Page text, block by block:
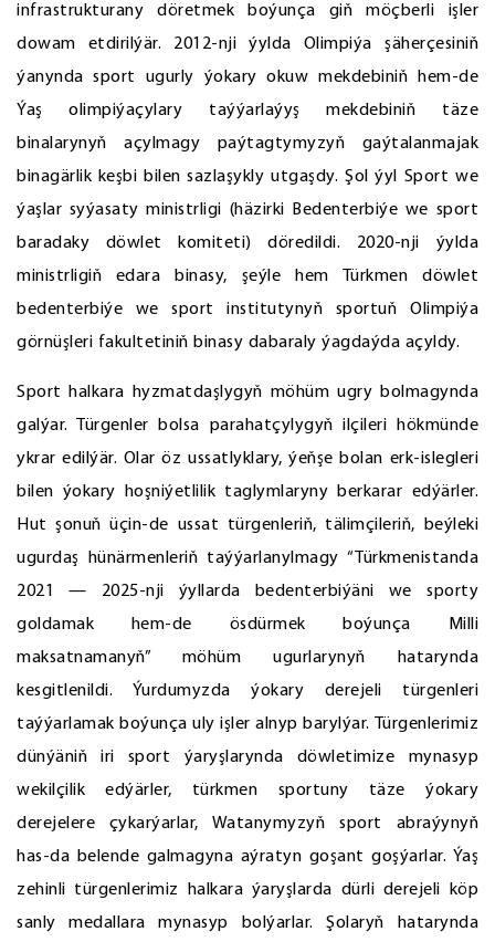
infrastrukturany döretmek boýunça giň möçberli işler
dowam etdirilýär. 2012-nji ýylda Olimpiýa şäherçesiniň
ýanynda sport ugurly ýokary okuw mekdebiniň hem-de
Ýaş olimpiýaçylary taýýarlaýyş mekdebiniň täze
binalarynyň açylmagy paýtagtymyzyň gaýtalanmajak
binagärlik keşbi bilen sazlaşykly utgaşdy. Şol ýyl Sport we
ýaşlar syýasaty ministrligi (häzirki Bedenterbiýe we sport
baradaky döwlet komiteti) döredildi. 2020-nji ýylda
ministrligiň edara binasy, şeýle hem Türkmen döwlet
bedenterbiýe we sport institutynyň sportuň Olimpiýa
görnüşleri fakultetiniň binasy dabaraly ýagdaýda açyldy.
Sport halkara hyzmatdaşlygyň möhüm ugry bolmagynda
galýar. Türgenler bolsa parahatçylygyň ilçileri hökmünde
ykrar edilýär. Olar öz ussatlyklary, ýeňşe bolan erk-islegleri
bilen ýokary hoşniýetlilik taglymlaryny berkarar edýärler.
Hut şonuň üçin-de ussat türgenleriň, tälimçileriň, beýleki
ugurdaş hünärmenleriň taýýarlanylmagy “Türkmenistanda
2021 — 2025-nji ýyllarda bedenterbiýäni we sporty
goldamak hem-de ösdürmek boýunça Milli
maksatnamanyň” möhüm ugurlarynyň hatarynda
kesgitlenildi. Ýurdumyzda ýokary derejeli türgenleri
taýýarlamak boýunça uly işler alnyp barylýar. Türgenlerimiz
dünýäniň iri sport ýaryşlarynda döwletimize mynasyp
wekilçilik edýärler, türkmen sportuny täze ýokary
derejelere çykarýarlar, Watanymyzyň sport abraýynyň
has-da belende galmagyna aýratyn goşant goşýarlar. Ýaş
zehinli türgenlerimiz halkara ýaryşlarda dürli derejeli köp
sanly medallara mynasyp bolýarlar. Şolaryň hatarynda